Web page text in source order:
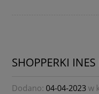
SHOPPERKI
Dodano: 04-04-2023w